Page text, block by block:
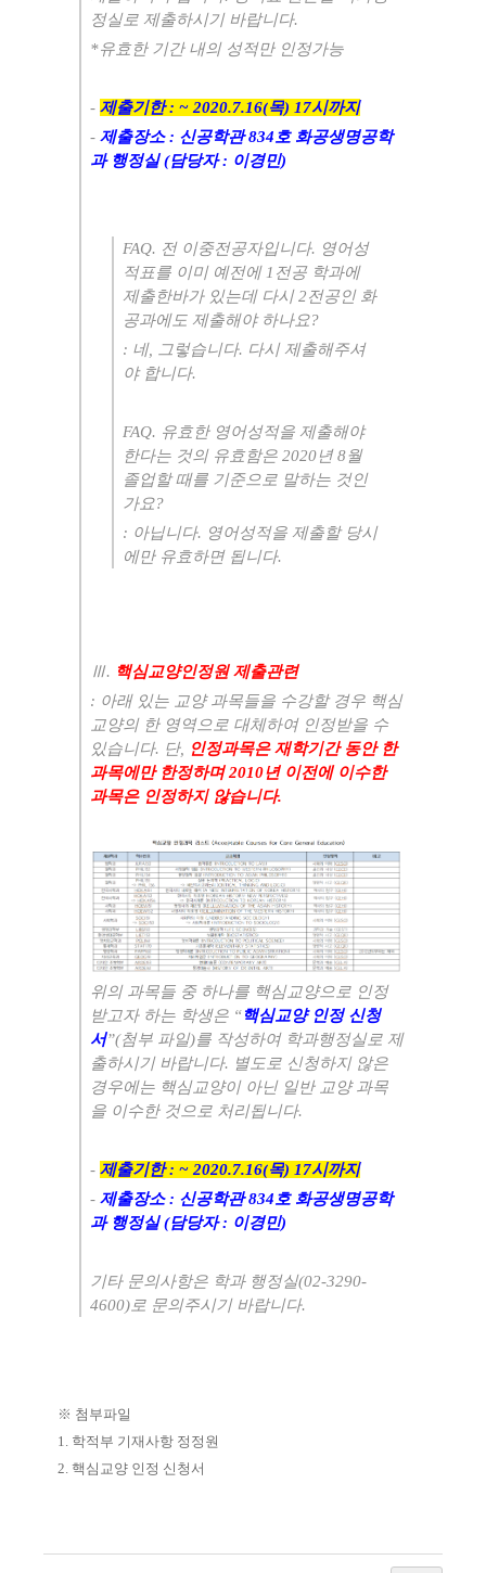
정실로 제출하시기 바랍니다.
*유효한 기간 내의 성적만 인정가능
- 제출기한: ~ 2020.7.16(목) 17시까지
- 제출장소: 신공학관834호 화공생명공학
과 행정실(담당자: 이경민)
FAQ. 전 이중전공자입니다. 영어성
적표를 이미 예전에 1 전공 학과에
제출한바가 있는데 다시2전공인 화
공과에도 제출해야 하나요?
: 네, 그렇습니다. 다시 제출해주셔
야 합니다.
FAQ. 유효한 영어성적을 제출해야
한다는 것의 유효함은 2020년8월
졸업할 때를 기준으로 말하는 것인
가요?
: 아닙니다. 영어성적을 제출할 당시
에만 유효하면 됩니다.
Ⅲ. 핵심교양인정원 제출관련
: 아래 있는 교양 과목들을 수강할 경우 핵심
교양의 한 영역으로 대체하여 인정받을 수
있습니다. 단, 인정과목은 재학기간 동안 한
과목에만 한정하며2010년 이전에 이수한
과목은 인정하지 않습니다.
위의 과목들 중 하나를 핵심교양으로 인정
받고자 하는 학생은 “핵심교양 인정 신청
서”(첨부 파일)를 작성하여 학과행정실로 제
출하시기 바랍니다. 별도로 신청하지 않은
경우에는 핵심교양이 아닌 일반 교양 과목
을 이수한 것으로 처리됩니다.
- 제출기한: ~ 2020.7.16(목) 17시까지
- 제출장소: 신공학관834호 화공생명공학
과 행정실(담당자: 이경민)
기타 문의사항은 학과 행정실(02-3290-
4600)로 문의주시기 바랍니다.
※ 첨부파일
1. 학적부 기재사항 정정원
2. 핵심교양 인정 신청서